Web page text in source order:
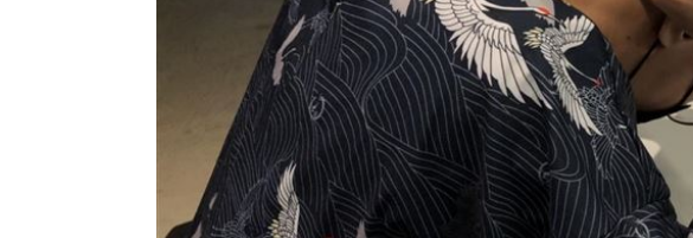
首次影像被打臉 伊朗新最高領袖傳病危 20:30
SBS歌謠大戰驚見放送事故！3主持人齊卡住 20:30
台灣彩券開獎直播中 20:31
LIVE三立+24小時直播 15:27